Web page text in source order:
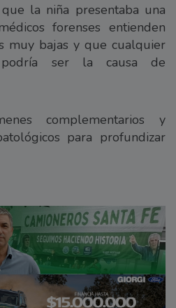
la niña presentaba una
forenses entienden
muy bajas y que cualquier
podría ser la causa de
complementarios y
para profundizar